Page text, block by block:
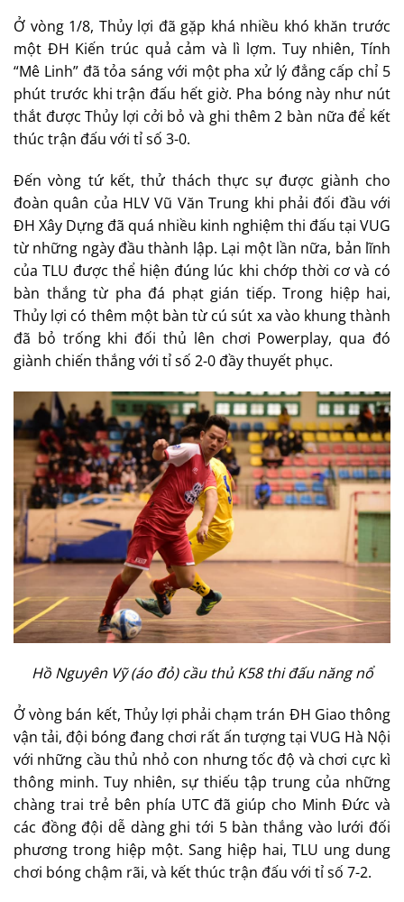
Ở vòng 1/8, Thủy lợi đã gặp khá nhiều khó khăn trước
một ĐH Kiến trúc quả cảm và lì lợm. Tuy nhiên, Tính
“Mê Linh” đã tỏa sáng với một pha xử lý đẳng cấp chỉ 5
phút trước khi trận đấu hết giờ. Pha bóng này như nút
thắt được Thủy lợi cởi bỏ và ghi thêm 2 bàn nữa để kết
thúc trận đấu với tỉ số 3-0.
Đến vòng tứ kết, thử thách thực sự được giành cho
đoàn quân của HLV Vũ Văn Trung khi phải đối đầu với
ĐH Xây Dựng đã quá nhiều kinh nghiệm thi đấu tại VUG
từ những ngày đầu thành lập. Lại một lần nữa, bản lĩnh
của TLU được thể hiện đúng lúc khi chớp thời cơ và có
bàn thắng từ pha đá phạt gián tiếp. Trong hiệp hai,
Thủy lợi có thêm một bàn từ cú sút xa vào khung thành
đã bỏ trống khi đối thủ lên chơi Powerplay, qua đó
giành chiến thắng với tỉ số 2-0 đầy thuyết phục.
Hồ Nguyên Vỹ (áo đỏ) cầu thủ K58 thi đấu năng nổ
Ở vòng bán kết, Thủy lợi phải chạm trán ĐH Giao thông
vận tải, đội bóng đang chơi rất ấn tượng tại VUG Hà Nội
với những cầu thủ nhỏ con nhưng tốc độ và chơi cực kì
thông minh. Tuy nhiên, sự thiếu tập trung của những
chàng trai trẻ bên phía UTC đã giúp cho Minh Đức và
các đồng đội dễ dàng ghi tới 5 bàn thắng vào lưới đối
phương trong hiệp một. Sang hiệp hai, TLU ung dung
chơi bóng chậm rãi, và kết thúc trận đấu với tỉ số 7-2.